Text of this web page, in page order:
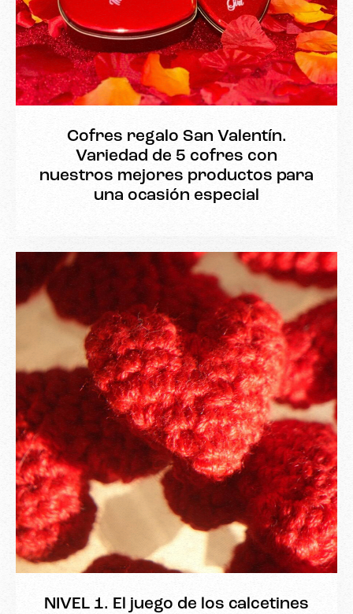
Cofres regalo San Valentín.
Variedad de 5 cofres con
nuestros mejores productos para
una ocasión especial
NIVEL 1. El juego de los calcetines